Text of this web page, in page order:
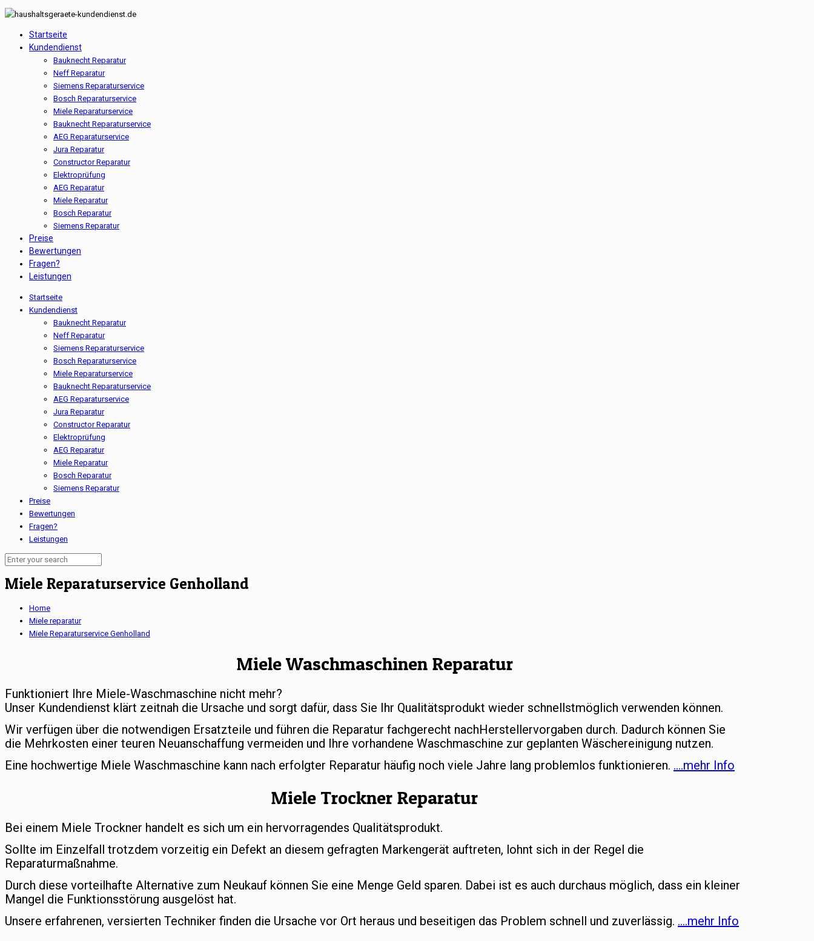
Startseite
Kundendienst
Bauknecht Reparatur
Neff Reparatur
Siemens Reparaturservice
Bosch Reparaturservice
Miele Reparaturservice
Bauknecht Reparaturservice
AEG Reparaturservice
Jura Reparatur
Constructor Reparatur
Elektroprüfung
AEG Reparatur
Miele Reparatur
Bosch Reparatur
Siemens Reparatur
Preise
Bewertungen
Fragen?
Leistungen
Startseite
Kundendienst
Bauknecht Reparatur
Neff Reparatur
Siemens Reparaturservice
Bosch Reparaturservice
Miele Reparaturservice
Bauknecht Reparaturservice
AEG Reparaturservice
Jura Reparatur
Constructor Reparatur
Elektroprüfung
AEG Reparatur
Miele Reparatur
Bosch Reparatur
Siemens Reparatur
Preise
Bewertungen
Fragen?
Leistungen
Miele Reparaturservice Genholland
Home
Miele reparatur
Miele Reparaturservice Genholland
Miele Waschmaschinen Reparatur
Funktioniert Ihre Miele-Waschmaschine nicht mehr?
Unser Kundendienst klärt zeitnah die Ursache und sorgt dafür, dass Sie Ihr Qualitätsprodukt wieder schnellstmöglich verwenden können.
Wir verfügen über die notwendigen Ersatzteile und führen die Reparatur fachgerecht nachHerstellervorgaben durch. Dadurch können Sie
die Mehrkosten einer teuren Neuanschaffung vermeiden und Ihre vorhandene Waschmaschine zur geplanten Wäschereinigung nutzen.
Eine hochwertige Miele Waschmaschine kann nach erfolgter Reparatur häufig noch viele Jahre lang problemlos funktionieren. ….mehr Info
Miele Trockner Reparatur
Bei einem Miele Trockner handelt es sich um ein hervorragendes Qualitätsprodukt.
Sollte im Einzelfall trotzdem vorzeitig ein Defekt an diesem gefragten Markengerät auftreten, lohnt sich in der Regel die
Reparaturmaßnahme.
Durch diese vorteilhafte Alternative zum Neukauf können Sie eine Menge Geld sparen. Dabei ist es auch durchaus möglich, dass ein kleiner
Mangel die Funktionsstörung ausgelöst hat.
Unsere erfahrenen, versierten Techniker finden die Ursache vor Ort heraus und beseitigen das Problem schnell und zuverlässig. ….mehr Info